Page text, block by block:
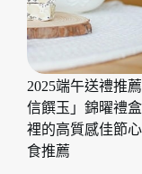
箱
「冊
年
菜
藏
冊
珍
2025端午送禮推
信饌玉」錦曜禮
裡的高質感佳節
食推薦